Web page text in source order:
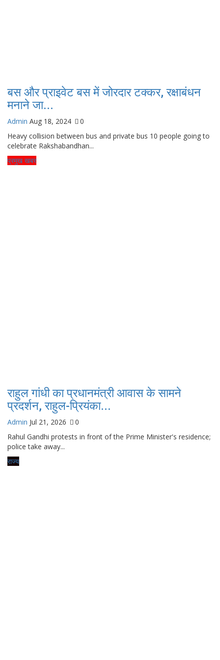
बस और प्राइवेट बस में जोरदार टक्कर, रक्षाबंधन
मनाने जा...
Admin Aug 18, 2024
0
Heavy collision between bus and private bus 10 people going to
celebrate Rakshabandhan...
प्रमुख खबर
राहुल गांधी का प्रधानमंत्री आवास के सामने
प्रदर्शन, राहुल-प्रियंका...
Admin Jul 21, 2026
0
Rahul Gandhi protests in front of the Prime Minister's residence;
police take away...
राज्य